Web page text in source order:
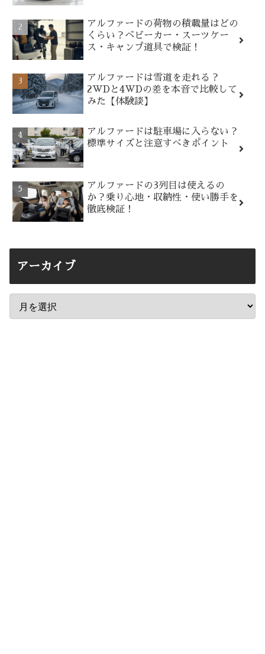
アルファードの荷物の積載量はどの
くらい？ベビーカー・スーツケー
ス・キャンプ道具で検証！
アルファードは雪道を走れる？
2WDと4WDの差を本音で比較して
みた【体験談】
アルファードは駐車場に入らない？
標準サイズと注意すべきポイント
アルファードの3列目は使えるの
か？乗り心地・収納性・使い勝手を
徹底検証！
アーカイブ